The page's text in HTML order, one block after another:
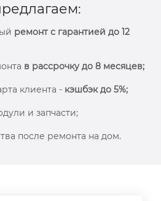
ремонт с гарантией до 12
в рассрочку до 8 месяцев;
клиента - кэшбэк до 5%;
и запчасти;
после ремонта на дом.